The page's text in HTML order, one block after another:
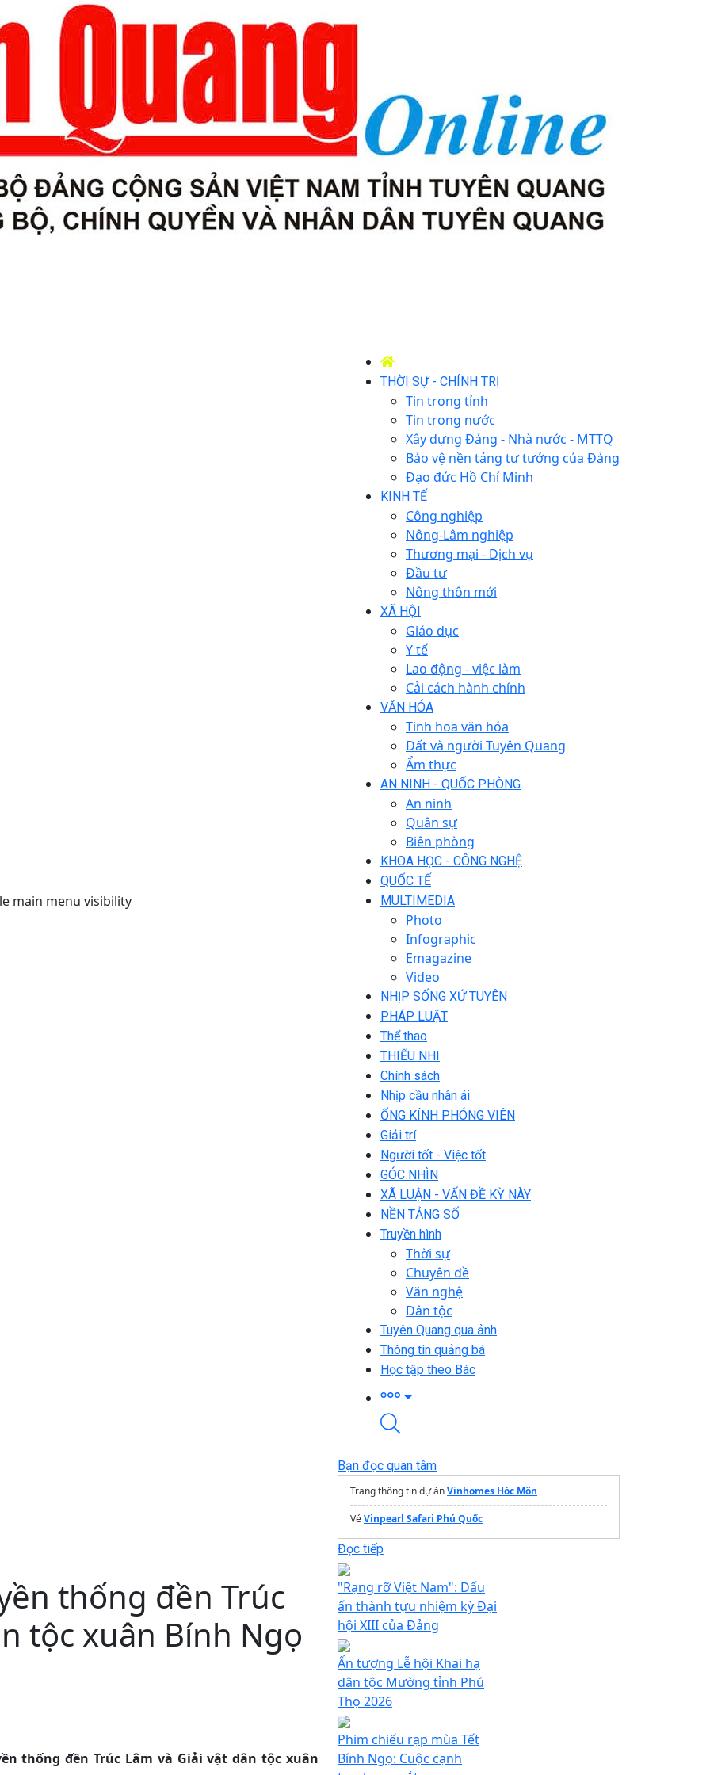
main menu visibility
THỜI SỰ - CHÍNH TRỊ
Tin trong tỉnh
Tin trong nước
Xây dựng Đảng - Nhà nước - MTTQ
Bảo vệ nền tảng tư tưởng của Đảng
Đạo đức Hồ Chí Minh
KINH TẾ
Công nghiệp
Nông-Lâm nghiệp
Thương mại - Dịch vụ
Đầu tư
Nông thôn mới
XÃ HỘI
Giáo dục
Y tế
Lao động - việc làm
Cải cách hành chính
VĂN HÓA
Tinh hoa văn hóa
Đất và người Tuyên Quang
Ẩm thực
AN NINH - QUỐC PHÒNG
An ninh
Quân sự
Biên phòng
KHOA HỌC - CÔNG NGHỆ
QUỐC TẾ
MULTIMEDIA
Photo
Infographic
Emagazine
Video
NHỊP SỐNG XỨ TUYÊN
PHÁP LUẬT
Thể thao
THIẾU NHI
Chính sách
Nhịp cầu nhân ái
ỐNG KÍNH PHÓNG VIÊN
Giải trí
Người tốt - Việc tốt
GÓC NHÌN
XÃ LUẬN - VẤN ĐỀ KỲ NÀY
NỀN TẢNG SỐ
Truyền hình
Thời sự
Chuyên đề
Văn nghệ
Dân tộc
Tuyên Quang qua ảnh
Thông tin quảng bá
Học tập theo Bác
thống đền Trúc
tộc xuân Bính Ngọ
thống đền Trúc Lâm và Giải vật dân tộc xuân
Bạn đọc quan tâm
Trang thông tin dự ánVinhomes Hóc Môn
VéVinpearl Safari Phú Quốc
Đọc tiếp
"Rạng rỡ Việt Nam": Dấu
ấn thành tựu nhiệm kỳ Đại
hội XIII của Đảng
Ấn tượng Lễ hội Khai hạ
dân tộc Mường tỉnh Phú
Thọ 2026
Phim chiếu rạp mùa Tết
Bính Ngọ: Cuộc cạnh